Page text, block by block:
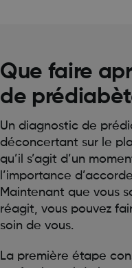
Que faire
de
Un diagnostic de
déconcertant sur le
qu’il s’agit d’un
l’importance
Maintenant que vous
réagit, vous pouvez
soin de vous.
La première étape